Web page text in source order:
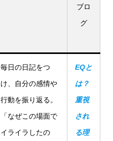
ブロ
グ
毎日の日記をつ
け、自分の感情や
行動を振り返る。
「なぜこの場面で
イライラしたの
EQと
は？
重視
され
る理